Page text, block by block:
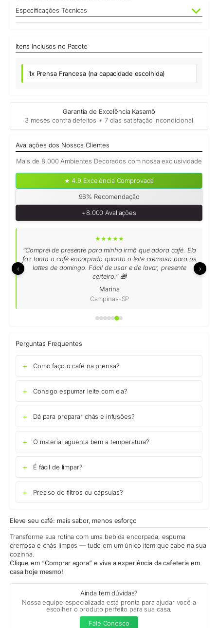
Especificações Técnicas
Vidro borossilicato, tampa de bambu, componentes em
Capacidades disponíveis
Dimensões aproximadas (350 ml)
16 cm (A) × 7 cm (Ø)
Dimensões aproximadas (600 ml)
18 cm (A) × 8 cm (Ø)
-20°C a 150°C
Malha metálica de inox com êmbolo para prensagem
precisa
Café, espuma de leite, chás e infusões; bebidas quentes e
Itens Inclusos no Pacote
1x Prensa Francesa (na capacidade escolhida)
Garantia de Excelência Kasamô
3 meses contra defeitos + 7 dias satisfação incondicional
Avaliações dos Nossos Clientes
Mais de 8.000 Ambientes Decorados com nossa exclusividade
★ 4.9 Excelência Comprovada
96% Recomendação
+8.000 Avaliações
‹ ›
★★★★★
“Comprei de presente para minha irmã que adora café. Ela
faz tanto o café encorpado quanto o leite cremoso para os
lattes de domingo. Fácil de usar e de lavar, presente
certeiro.” 🎁
Marina
Campinas-SP
Perguntas Frequentes
Como faço o café na prensa?
Consigo espumar leite com ela?
Dá para preparar chás e infusões?
O material aguenta bem a temperatura?
É fácil de limpar?
Preciso de filtros ou cápsulas?
Eleve seu café: mais sabor, menos esforço
Transforme sua rotina com uma bebida encorpada, espuma
cremosa e chás limpos — tudo em um único item que cabe na sua
cozinha.
Clique em “Comprar agora” e viva a experiência da cafeteria em
casa hoje mesmo!
Ainda tem dúvidas?
Nossa equipe especializada está pronta para ajudar você a
escolher o produto perfeito para sua casa.
Fale Conosco